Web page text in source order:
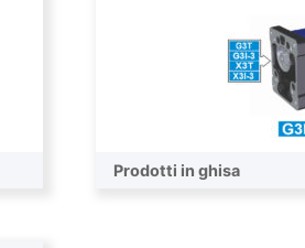
Pompa finale
Prodotti in ghisa